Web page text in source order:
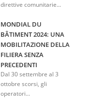
direttive comunitarie...
MONDIAL DU
BÂTIMENT 2024: UNA
MOBILITAZIONE DELLA
FILIERA SENZA
PRECEDENTI
Dal 30 settembre al 3
ottobre scorsi, gli
operatori...